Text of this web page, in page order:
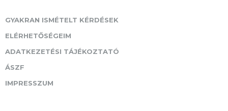
GYAKRAN ISMÉTELT KÉRDÉSEK
ELÉRHETŐSÉGEIM
ADATKEZETÉSI TÁJÉKOZTATÓ
ÁSZF
IMPRESSZUM